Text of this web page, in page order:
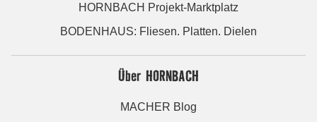
HORNBACH Projekt-Marktplatz
BODENHAUS: Fliesen. Platten. Dielen
Über HORNBACH
MACHER Blog